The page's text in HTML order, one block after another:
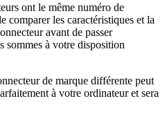
ont le même numéro de
comparer les caractéristiques et la
avant de passer
sommes à votre disposition
de marque différente peut
à votre ordinateur et sera